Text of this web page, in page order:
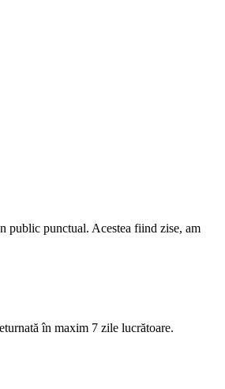
public punctual. Acestea fiind zise, am
în maxim 7 zile lucrătoare.